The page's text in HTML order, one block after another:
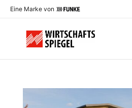
Eine Marke von